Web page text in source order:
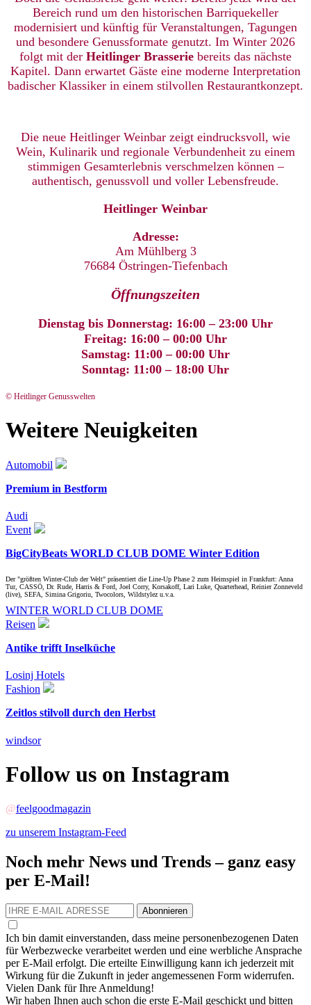
Bereich rund um den historischen Barriquekeller
modernisiert und künftig für Veranstaltungen, Tagungen
und besondere Genussformate genutzt. Im Winter 2026
folgt mit der Heitlinger Brasserie bereits das nächste
Kapitel. Dann erwartet Gäste eine moderne Interpretation
badischer Klassiker in einem stilvollen Restaurantkonzept.
Die neue Heitlinger Weinbar zeigt eindrucksvoll, wie
Wein, Kulinarik und regionale Verbundenheit zu einem
stimmigen Gesamterlebnis verschmelzen können –
authentisch, genussvoll und voller Lebensfreude.
Heitlinger Weinbar
Adresse:
Am Mühlberg 3
76684 Östringen-Tiefenbach
Öffnungszeiten
Dienstag bis Donnerstag: 16:00 – 23:00 Uhr
Freitag: 16:00 – 00:00 Uhr
Samstag: 11:00 – 00:00 Uhr
Sonntag: 11:00 – 18:00 Uhr
© Heitlinger Genusswelten
Weitere Neuigkeiten
Automobil
Premium in Bestform
Audi
Event
BigCityBeats WORLD CLUB DOME Winter Edition
Der "größten Winter-Club der Welt" präsentiert die Line-Up Phase 2 zum Heimspiel in Frankfurt: Anna
Tur, CASSÖ, Dr. Rude, Harris & Ford, Joel Corry, Korsakoff, Lari Luke, Quarterhead, Reinier Zonneveld
(live), SEFA, Simina Grigoriu, Twocolors, Wildstylez u.v.a.
WINTER WORLD CLUB DOME
Reisen
Antike trifft Inselküche
Losinj Hotels
Fashion
Zeitlos stilvoll durch den Herbst
windsor
Follow us on Instagram
@feelgoodmagazin
zu unserem Instagram-Feed
Noch mehr News und Trends – ganz easy
per E-Mail!
Abonnieren
Ich bin damit einverstanden, dass meine personenbezogenen Daten
für Werbezwecke verarbeitet werden und eine werbliche Ansprache
per E-Mail erfolgt. Die erteilte Einwilligung kann ich jederzeit mit
Wirkung für die Zukunft in jeder angemessenen Form widerrufen.
Vielen Dank für Ihre Anmeldung!
Wir haben Ihnen auch schon die erste E-Mail geschickt und bitten